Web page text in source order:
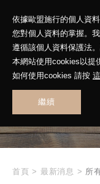
依據歐盟施行的個人資
您對個人資料的掌握。
遵循該個人資料保護法
本網站使用cookies以提
如何使用cookies 請按
繼續
首頁 > 最新消息 > 所